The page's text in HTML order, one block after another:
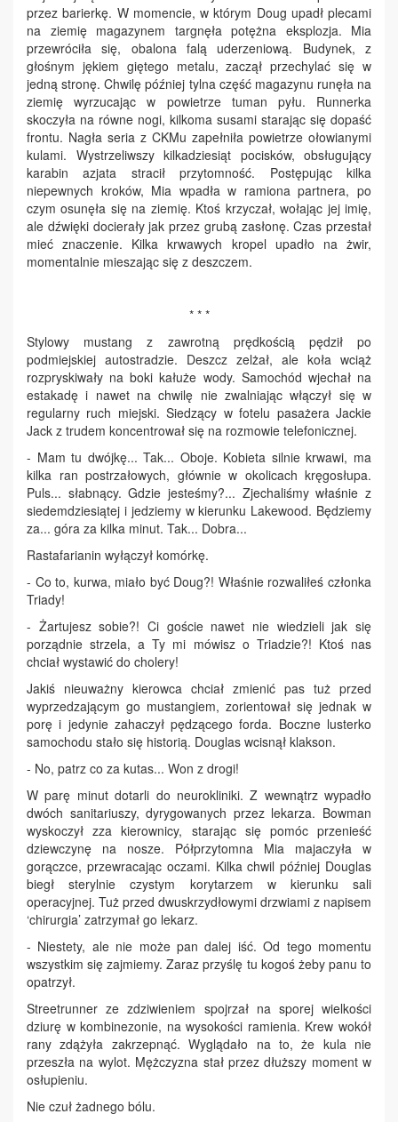
przez barierkę. W momencie, w którym Doug upadł plecami
na ziemię magazynem targnęła potężna eksplozja. Mia
przewróciła się, obalona falą uderzeniową. Budynek, z
głośnym jękiem giętego metalu, zaczął przechylać się w
jedną stronę. Chwilę później tylna część magazynu runęła na
ziemię wyrzucając w powietrze tuman pyłu. Runnerka
skoczyła na równe nogi, kilkoma susami starając się dopaść
frontu. Nagła seria z CKMu zapełniła powietrze ołowianymi
kulami. Wystrzeliwszy kilkadziesiąt pocisków, obsługujący
karabin azjata stracił przytomność. Postępując kilka
niepewnych kroków, Mia wpadła w ramiona partnera, po
czym osunęła się na ziemię. Ktoś krzyczał, wołając jej imię,
ale dźwięki docierały jak przez grubą zasłonę. Czas przestał
mieć znaczenie. Kilka krwawych kropel upadło na żwir,
momentalnie mieszając się z deszczem.
* * *
Stylowy mustang z zawrotną prędkością pędził po
podmiejskiej autostradzie. Deszcz zelżał, ale koła wciąż
rozpryskiwały na boki kałuże wody. Samochód wjechał na
estakadę i nawet na chwilę nie zwalniając włączył się w
regularny ruch miejski. Siedzący w fotelu pasażera Jackie
Jack z trudem koncentrował się na rozmowie telefonicznej.
- Mam tu dwójkę... Tak... Oboje. Kobieta silnie krwawi, ma
kilka ran postrzałowych, głównie w okolicach kręgosłupa.
Puls... słabnący. Gdzie jesteśmy?... Zjechaliśmy właśnie z
siedemdziesiątej i jedziemy w kierunku Lakewood. Będziemy
za... góra za kilka minut. Tak... Dobra...
Rastafarianin wyłączył komórkę.
- Co to, kurwa, miało być Doug?! Właśnie rozwaliłeś członka
Triady!
- Żartujesz sobie?! Ci goście nawet nie wiedzieli jak się
porządnie strzela, a Ty mi mówisz o Triadzie?! Ktoś nas
chciał wystawić do cholery!
Jakiś nieuważny kierowca chciał zmienić pas tuż przed
wyprzedzającym go mustangiem, zorientował się jednak w
porę i jedynie zahaczył pędzącego forda. Boczne lusterko
samochodu stało się historią. Douglas wcisnął klakson.
- No, patrz co za kutas... Won z drogi!
W parę minut dotarli do neurokliniki. Z wewnątrz wypadło
dwóch sanitariuszy, dyrygowanych przez lekarza. Bowman
wyskoczył zza kierownicy, starając się pomóc przenieść
dziewczynę na nosze. Półprzytomna Mia majaczyła w
gorączce, przewracając oczami. Kilka chwil później Douglas
biegł sterylnie czystym korytarzem w kierunku sali
operacyjnej. Tuż przed dwuskrzydłowymi drzwiami z napisem
‘chirurgia’ zatrzymał go lekarz.
- Niestety, ale nie może pan dalej iść. Od tego momentu
wszystkim się zajmiemy. Zaraz przyślę tu kogoś żeby panu to
opatrzył.
Streetrunner ze zdziwieniem spojrzał na sporej wielkości
dziurę w kombinezonie, na wysokości ramienia. Krew wokół
rany zdążyła zakrzepnąć. Wyglądało na to, że kula nie
przeszła na wylot. Mężczyzna stał przez dłuższy moment w
osłupieniu.
Nie czuł żadnego bólu.